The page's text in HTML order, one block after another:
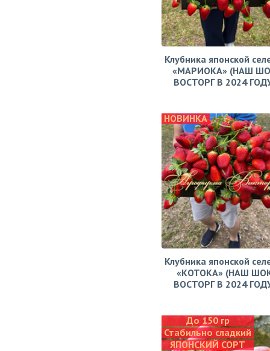
Клубника японской
«МАРИОКА» (НАШ
ВОСТОРГ В 2024
НОВИНКА
Клубника японской
«КОТОКА» (НАШ
ВОСТОРГ В 2024
До 150 гр
Стабильно сладкий
ЯПОНСКИЙ СОРТ